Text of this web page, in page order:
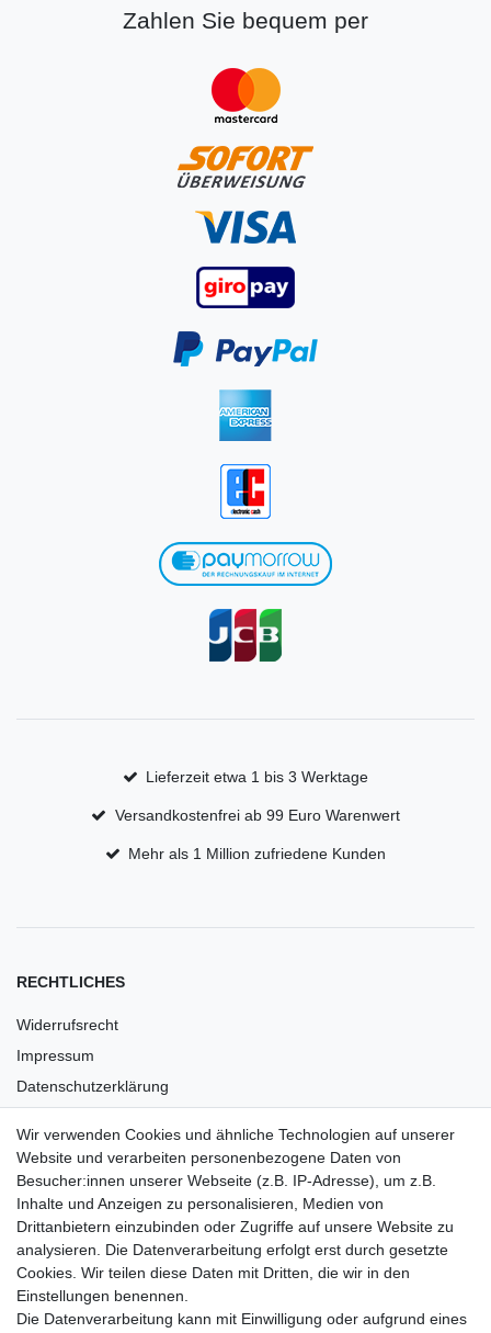
Zahlen Sie bequem per
Lieferzeit etwa 1 bis 3 Werktage
Versandkostenfrei ab 99 Euro Warenwert
Mehr als 1 Million zufriedene Kunden
RECHTLICHES
Widerrufsrecht
Impressum
Datenschutzerklärung
Versandkosten
Barrierefreiheit
Anleitungen
Vertrag widerrufen
PARTNER
Wir verwenden Cookies und ähnliche Technologien auf unserer
Website und verarbeiten personenbezogene Daten von
Besucher:innen unserer Webseite (z.B. IP-Adresse), um z.B.
Inhalte und Anzeigen zu personalisieren, Medien von
Drittanbietern einzubinden oder Zugriffe auf unsere Website zu
analysieren. Die Datenverarbeitung erfolgt erst durch gesetzte
Cookies. Wir teilen diese Daten mit Dritten, die wir in den
Einstellungen benennen.
Die Datenverarbeitung kann mit Einwilligung oder aufgrund eines